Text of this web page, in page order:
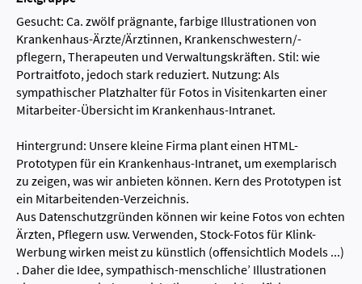
Gesucht: Ca. zwölf prägnante, farbige Illustrationen von
Krankenhaus-Ärzte/Ärztinnen, Krankenschwestern/-
pflegern, Therapeuten und Verwaltungskräften. Stil: wie
Portraitfoto, jedoch stark reduziert. Nutzung: Als
sympathischer Platzhalter für Fotos in Visitenkarten einer
Mitarbeiter-Übersicht im Krankenhaus-Intranet.
Hintergrund: Unsere kleine Firma plant einen HTML-
Prototypen für ein Krankenhaus-Intranet, um exemplarisch
zu zeigen, was wir anbieten können. Kern des Prototypen ist
ein Mitarbeitenden-Verzeichnis.
Aus Datenschutzgründen können wir keine Fotos von echten
Ärzten, Pflegern usw. Verwenden, Stock-Fotos für Klink-
Werbung wirken meist zu künstlich (offensichtlich Models ...)
. Daher die Idee, sympathisch-menschliche’ Illustrationen